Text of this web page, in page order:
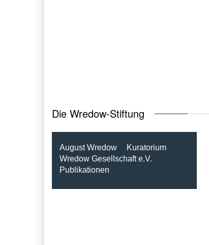
Die Wredow-Stiftung
August Wredow
Kuratorium
Wredow Gesellschaft e.V.
Publikationen